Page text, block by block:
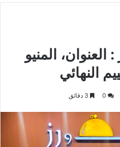
المنيو
النهائي